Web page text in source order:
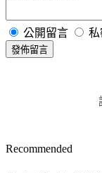
公開留言 私
發佈留言
Recommended